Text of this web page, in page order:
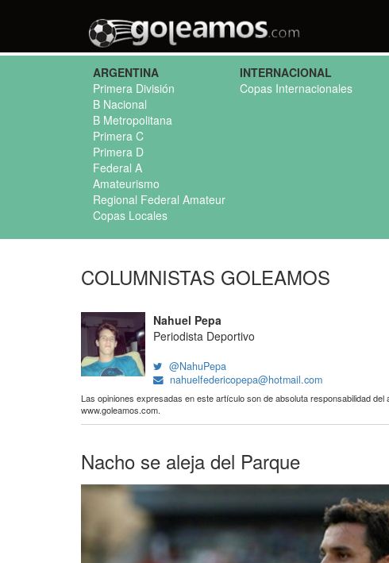
ARGENTINA
Primera División
B Nacional
B Metropolitana
Primera C
Primera D
Federal A
Amateurismo
Regional Federal Amateur
Copas Locales
INTERNACIONAL
Copas Internacionales
COLUMNISTAS GOLEAMOS
Nahuel Pepa
Periodista Deportivo
@NahuPepa
nahuelfedericopepa@hotmail.com
Las opiniones expresadas en este artículo son de absoluta responsabilidad
www.goleamos.com.
Nacho se aleja del Parque